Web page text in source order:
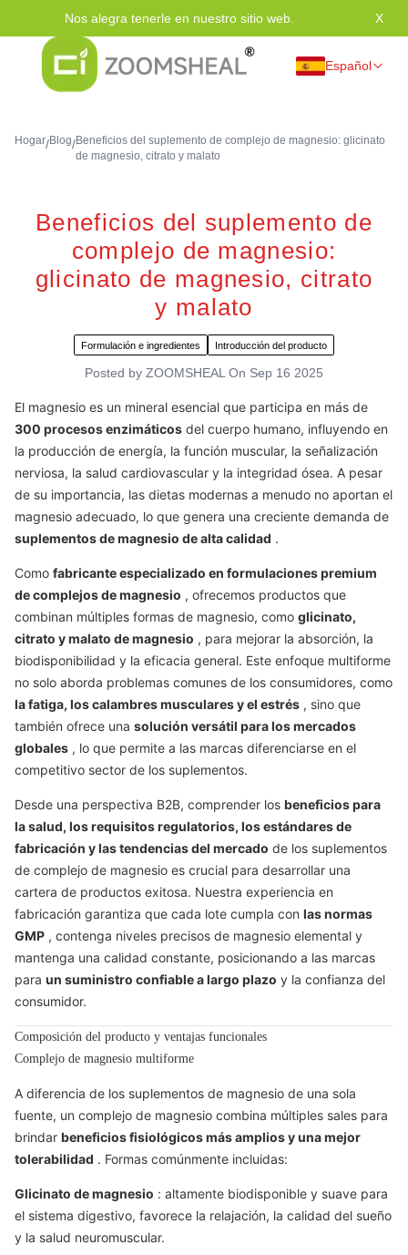
Nos alegra tenerle en nuestro sitio web. X
Español
Hogar/Blog/Beneficios del suplemento de complejo de magnesio: glicinato
de magnesio, citrato y malato
Beneficios del suplemento de
complejo de magnesio:
glicinato de magnesio, citrato
y malato
Formulación e ingredientes Introducción del producto
Posted by ZOOMSHEAL On Sep 16 2025
El magnesio es un mineral esencial que participa en más de
300 procesos enzimáticos del cuerpo humano, influyendo en
la producción de energía, la función muscular, la señalización
nerviosa, la salud cardiovascular y la integridad ósea. A pesar
de su importancia, las dietas modernas a menudo no aportan el
magnesio adecuado, lo que genera una creciente demanda de
suplementos de magnesio de alta calidad .
Como fabricante especializado en formulaciones premium
de complejos de magnesio , ofrecemos productos que
combinan múltiples formas de magnesio, como glicinato,
citrato y malato de magnesio , para mejorar la absorción, la
biodisponibilidad y la eficacia general. Este enfoque multiforme
no solo aborda problemas comunes de los consumidores, como
la fatiga, los calambres musculares y el estrés , sino que
también ofrece una solución versátil para los mercados
globales , lo que permite a las marcas diferenciarse en el
competitivo sector de los suplementos.
Desde una perspectiva B2B, comprender los beneficios para
la salud, los requisitos regulatorios, los estándares de
fabricación y las tendencias del mercado de los suplementos
de complejo de magnesio es crucial para desarrollar una
cartera de productos exitosa. Nuestra experiencia en
fabricación garantiza que cada lote cumpla con las normas
GMP , contenga niveles precisos de magnesio elemental y
mantenga una calidad constante, posicionando a las marcas
para un suministro confiable a largo plazo y la confianza del
consumidor.
Composición del producto y ventajas funcionales
Complejo de magnesio multiforme
A diferencia de los suplementos de magnesio de una sola
fuente, un complejo de magnesio combina múltiples sales para
brindar beneficios fisiológicos más amplios y una mejor
tolerabilidad . Formas comúnmente incluidas:
Glicinato de magnesio : altamente biodisponible y suave para
el sistema digestivo, favorece la relajación, la calidad del sueño
y la salud neuromuscular.